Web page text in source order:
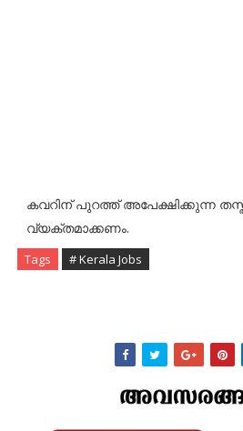
കവറിന് പുറത്ത് അപേക്ഷിക്കുന്ന
വ്യക്തമാക്കണം.
Tags # Kerala Jobs